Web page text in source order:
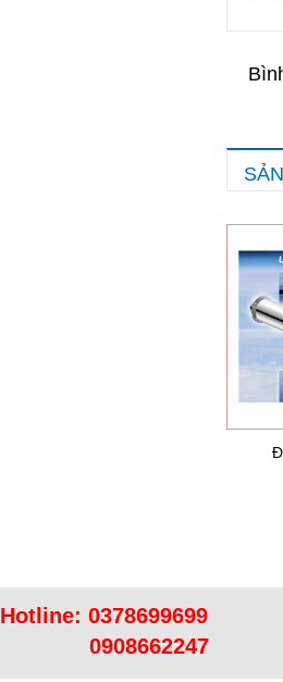
Hotline: 0378699699
0908662247